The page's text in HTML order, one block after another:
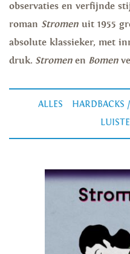
observaties en verfijnde
roman Stromen uit 1955
absolute klassieker, met
druk. Stromen en Bomen
ALLES HARDBACKS